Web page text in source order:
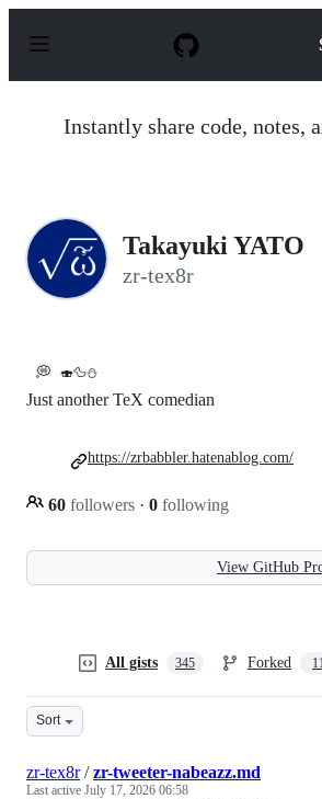
p
Instantly share code, notes,
Takayuki YATO
zr-tex8r
💭 🍣🦆⛄
Just another TeX comedian
60 followers · 0 following
https://zrbabbler.hatenablog.com/
View GitHub
All gists 345 Forked
Sort
zr-tex8r/zr-tweeter-nabeazz.md
Last active July 17, 2026 06:58